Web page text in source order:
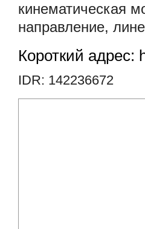
кинематическая
направление,
Короткий адрес:
IDR: 142236672